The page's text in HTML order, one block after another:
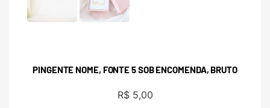
PINGENTE NOME, FONTE 5 SOB ENCOMENDA, BRUTO
R$5,00